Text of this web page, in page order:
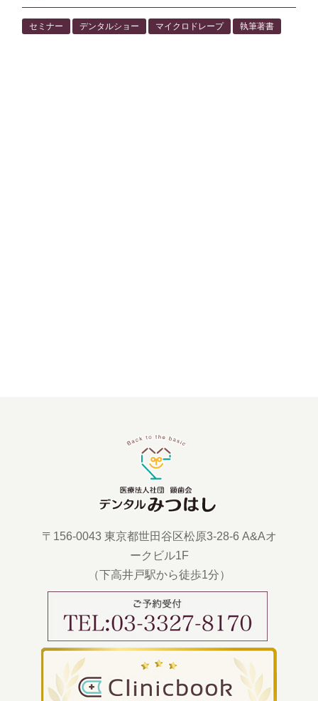
セミナー デンタルショー マイクロドレープ 執筆著書
〒156-0043 東京都世田谷区松原3-28-6 A&Aオ
ークビル1F
（下高井戸駅から徒歩1分）